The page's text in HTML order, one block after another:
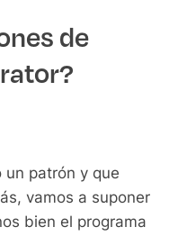
de
un patrón y que
vamos a suponer
bien el programa